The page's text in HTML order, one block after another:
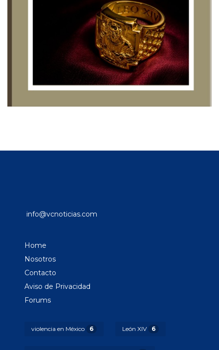
info@vcnoticias.com
Home
Nosotros
Contacto
Aviso de Privacidad
Forums
violencia en México 6 León XIV 6